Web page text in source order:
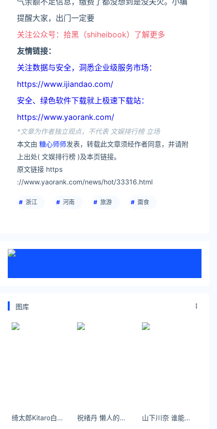
提醒大家，出门一定要
关注公众号：拾黑（shiheibook）了解更多
友情链接：
关注数据与安全，洞悉企业级服务市场：
https://www.ijiandao.com/
安全、绿色软件下载就上极速下载站：
https://www.yaorank.com/
*文章为作者独立观点，不代表 文娱排行榜 立场
本文由 糖心师师发表，转载此文章须经作者同意，并请附
上出处( 文娱排行榜 )及本页链接。
原文链接 https
://www.yaorank.com/news/hot/33316.html
浙江 河南 旅游 面食
图库
绮太郎Kitaro白喵女友 祝绪丹 懒人的冬日户外运动，还得是泡温泉 山下川奈 谁能拒绝 黑色的猫咪呢，呜呜 ​​​​